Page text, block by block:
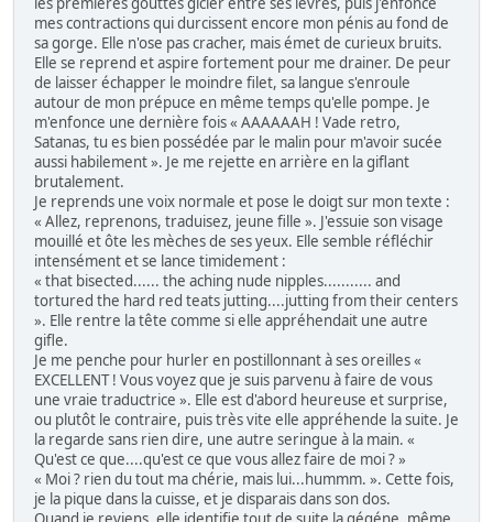
mes contractions qui durcissent encore mon pénis au fond de
sa gorge. Elle n'ose pas cracher, mais émet de curieux bruits.
Elle se reprend et aspire fortement pour me drainer. De peur
de laisser échapper le moindre filet, sa langue s'enroule
autour de mon prépuce en même temps qu'elle pompe. Je
m'enfonce une dernière fois « AAAAAAH ! Vade retro,
Satanas, tu es bien possédée par le malin pour m'avoir sucée
aussi habilement ». Je me rejette en arrière en la giflant
brutalement.
Je reprends une voix normale et pose le doigt sur mon texte :
« Allez, reprenons, traduisez, jeune fille ». J'essuie son visage
mouillé et ôte les mèches de ses yeux. Elle semble réfléchir
intensément et se lance timidement :
« that bisected...... the aching nude nipples........... and
tortured the hard red teats jutting....jutting from their centers
». Elle rentre la tête comme si elle appréhendait une autre
gifle.
Je me penche pour hurler en postillonnant à ses oreilles «
EXCELLENT ! Vous voyez que je suis parvenu à faire de vous
une vraie traductrice ». Elle est d'abord heureuse et surprise,
ou plutôt le contraire, puis très vite elle appréhende la suite. Je
la regarde sans rien dire, une autre seringue à la main. «
Qu'est ce que....qu'est ce que vous allez faire de moi ? »
« Moi ? rien du tout ma chérie, mais lui...hummm. ». Cette fois,
je la pique dans la cuisse, et je disparais dans son dos.